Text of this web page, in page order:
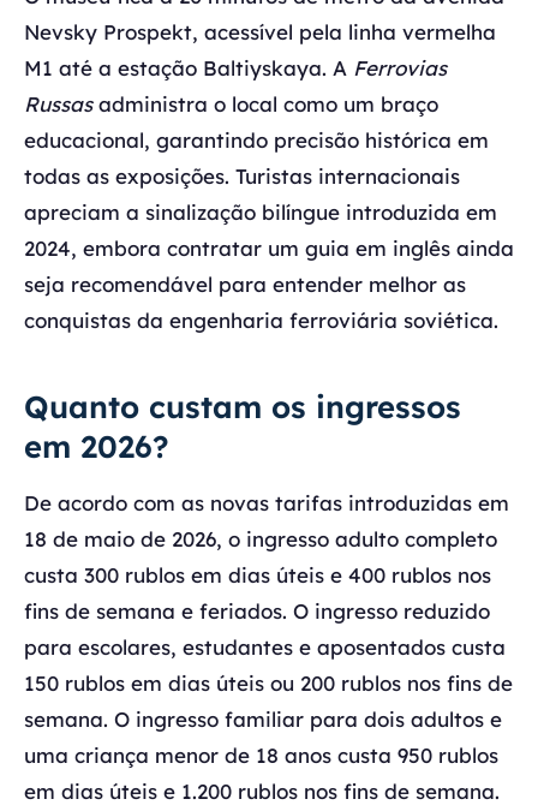
Nevsky Prospekt, acessível pela linha vermelha
M1 até a estação Baltiyskaya. A Ferrovias
Russasadministra o local como um braço
educacional, garantindo precisão histórica em
todas as exposições. Turistas internacionais
apreciam a sinalização bilíngue introduzida em
2024, embora contratar um guia em inglês ainda
seja recomendável para entender melhor as
conquistas da engenharia ferroviária soviética.
Quanto custam os ingressos
em 2026?
De acordo com as novas tarifas introduzidas em
18 de maio de 2026, o ingresso adulto completo
custa 300 rublos em dias úteis e 400 rublos nos
fins de semana e feriados. O ingresso reduzido
para escolares, estudantes e aposentados custa
150 rublos em dias úteis ou 200 rublos nos fins de
semana. O ingresso familiar para dois adultos e
uma criança menor de 18 anos custa 950 rublos
em dias úteis e 1.200 rublos nos fins de semana.